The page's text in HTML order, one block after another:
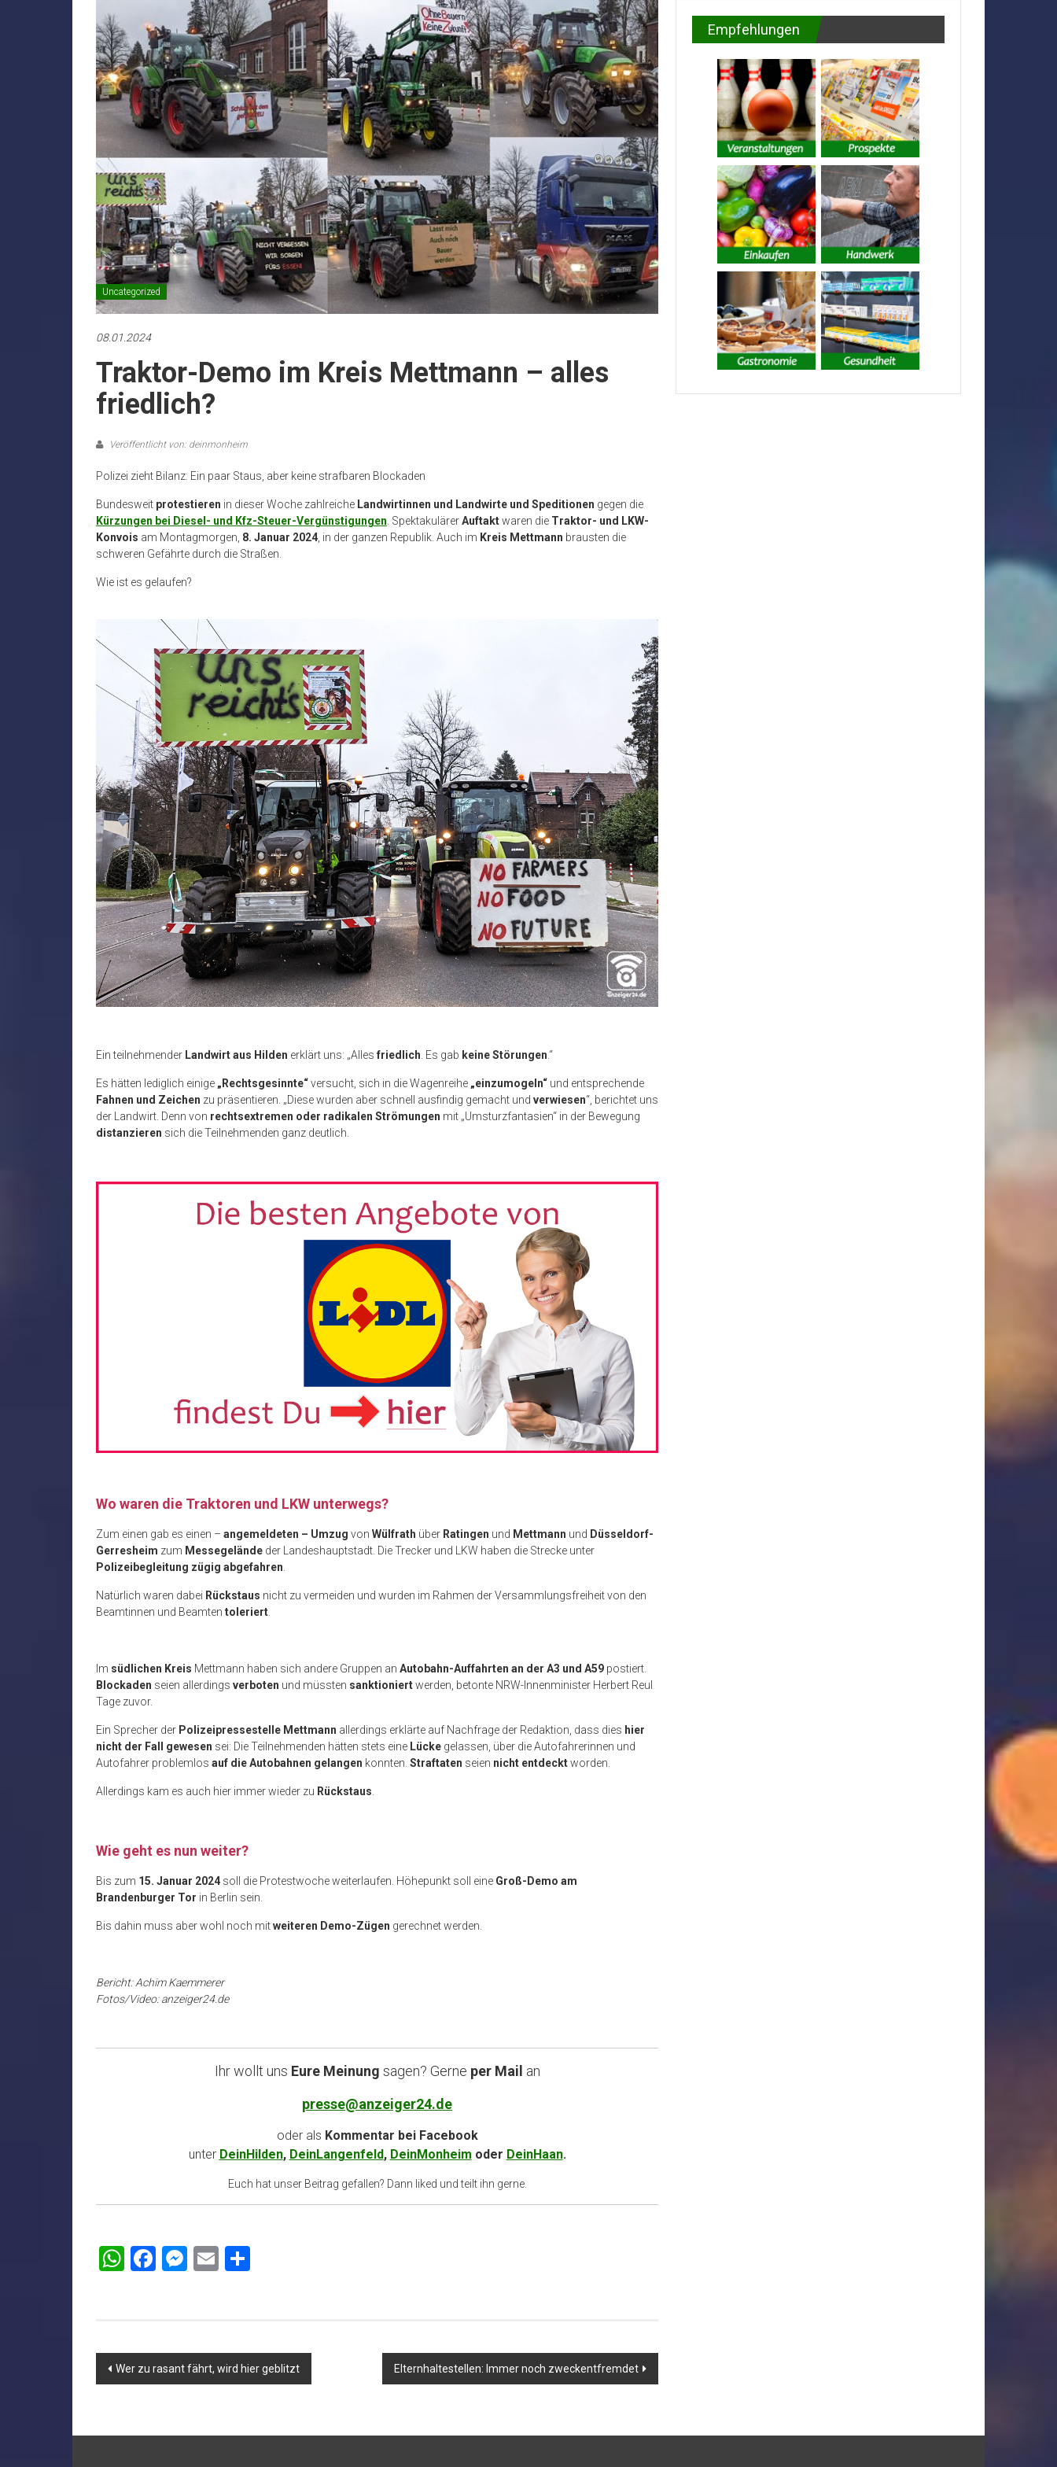
Uncategorized
08.01.2024
Traktor-Demo im Kreis Mettmann – alles
friedlich?
Veröffentlicht von: deinmonheim
Polizei zieht Bilanz: Ein paar Staus, aber keine strafbaren Blockaden
Bundesweit protestieren in dieser Woche zahlreiche Landwirtinnen und Landwirte und Speditionen gegen die
Kürzungen bei Diesel- und Kfz-Steuer-Vergünstigungen . SpektakulärerAuftaktwaren die Traktor- und LKW-
Konvois am Montagmorgen, 8. Januar 2024 , in der ganzen Republik. Auch im Kreis Mettmann brausten die
schweren Gefährte durch die Straßen.
Wie ist es gelaufen?
Ein teilnehmender Landwirt aus Hilden erklärt uns: „Alles friedlich . Es gab keine Störungen .“
Es hätten lediglich einige „Rechtsgesinnte“versucht, sich in die Wagenreihe „einzumogeln“ und entsprechende
Fahnen und Zeichen zu präsentieren. „Diese wurden aber schnell ausfindig gemacht und verwiesen“, berichtet uns
der Landwirt. Denn von rechtsextremen oder radikalen Strömungen mit „Umsturzfantasien“ in der Bewegung
distanzieren sich die Teilnehmenden ganz deutlich.
Wo waren die Traktoren und LKW unterwegs?
Zum einen gab es einen – angemeldeten – Umzug von Wülfrath über Ratingen und Mettmann und Düsseldorf-
Gerresheim zum Messegelände der Landeshauptstadt. Die Trecker und LKW haben die Strecke unter
Polizeibegleitung zügig abgefahren.
Natürlich waren dabei Rückstaus nicht zu vermeiden und wurden im Rahmen der Versammlungsfreiheit von den
Beamtinnen und Beamten toleriert.
Im südlichen Kreis Mettmann haben sich andere Gruppen an Autobahn-Auffahrten an der A3 und A59 postiert.
Blockaden seien allerdings verboten und müssten sanktioniertwerden, betonte NRW-Innenminister Herbert Reul
Tage zuvor.
Ein Sprecher der Polizeipressestelle Mettmann allerdings erklärte auf Nachfrage der Redaktion, dass dies hier
nicht der Fall gewesen sei: Die Teilnehmenden hätten stets eine Lücke gelassen, über die Autofahrerinnen und
Autofahrer problemlos auf die Autobahnen gelangen konnten. Straftaten seien nicht entdecktworden.
Allerdings kam es auch hier immer wieder zu Rückstaus.
Wie geht es nun weiter?
Bis zum 15. Januar 2024 soll die Protestwoche weiterlaufen. Höhepunkt soll eine Groß-Demo am
Brandenburger Tor in Berlin sein.
Bis dahin muss aber wohl noch mitweiteren Demo-Zügen gerechnet werden.
Bericht: Achim Kaemmerer
Fotos/Video: anzeiger24.de
Ihr wollt uns Eure Meinung sagen? Gerne per Mail an
presse@anzeiger24.de
oder als Kommentar bei Facebook
unter DeinHilden, DeinLangenfeld, DeinMonheim oder DeinHaan.
Euch hat unser Beitrag gefallen? Dann liked und teilt ihn gerne.
WhatsApp
Facebook
Messenger
Email
Beitragsnavigation
Wer zu rasant fährt, wird hier geblitzt Elternhaltestellen: Immer noch zweckentfremdet
Empfehlungen